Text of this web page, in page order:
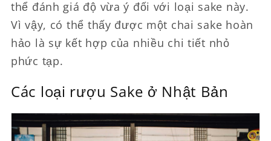
thể đánh giá độ vừa ý đối với loại sake này.
Vì vậy, có thể thấy được một chai sake hoàn
hảo là sự kết hợp của nhiều chi tiết nhỏ
phức tạp.
Các loại rượu Sake ở Nhật Bản